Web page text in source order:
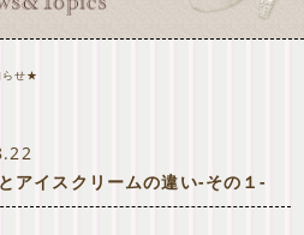
らせ★
アイスクリームの違い-その１-